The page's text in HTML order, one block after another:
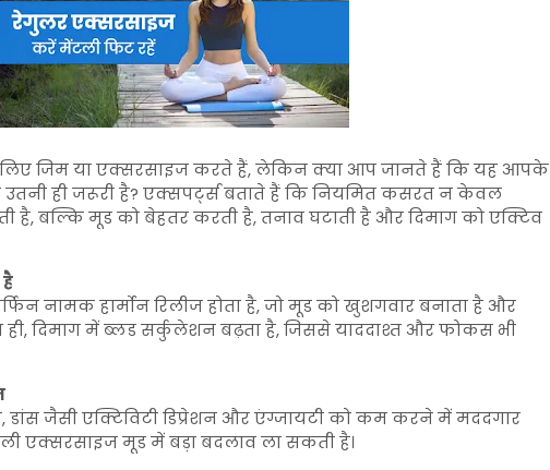
जिम या एक्सरसाइज करते हैं, लेकिन क्या आप जानते हैं कि यह आपके
उतनी ही जरूरी है? एक्सपर्ट्स बताते हैं कि नियमित कसरत न केवल
है, बल्कि मूड को बेहतर करती है, तनाव घटाती है और दिमाग को एक्टिव
है
नामक हार्मोन रिलीज होता है, जो मूड को खुशगवार बनाता है और
दिमाग में ब्लड सर्कुलेशन बढ़ता है, जिससे याददाश्त और फोकस भी
डांस जैसी एक्टिविटी डिप्रेशन और एंग्जायटी को कम करने में मददगार
एक्सरसाइज मूड में बड़ा बदलाव ला सकती है।